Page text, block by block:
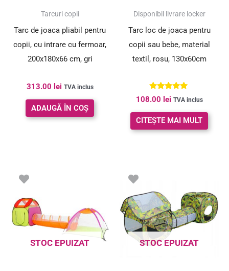
Tarcuri copii
Tarc de joaca pliabil pentru
copii, cu intrare cu fermoar,
200x180x66 cm, gri
313.00 lei TVA inclus
ADAUGĂ ÎN COȘ
Disponibil livrare locker
Tarc loc de joaca pentru
copii sau bebe, material
textil, rosu, 130x60cm
Evaluat la
5.00
din 5
108.00 lei TVA inclus
CITEȘTE MAI MULT
STOC EPUIZAT STOC EPUIZAT